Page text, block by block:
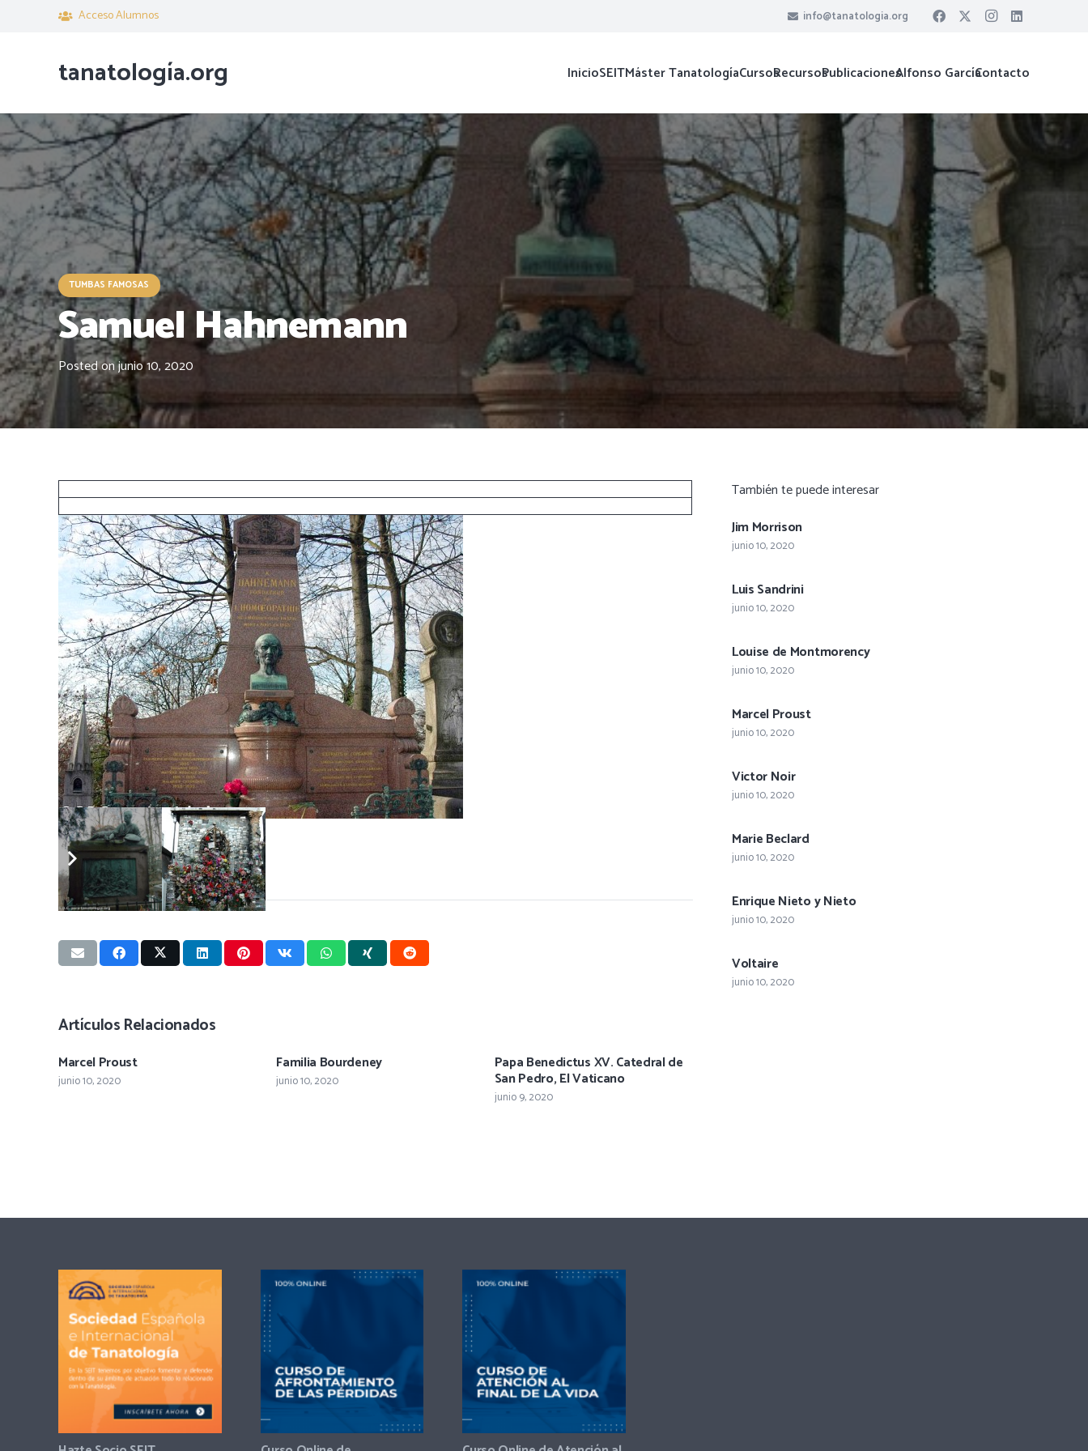
Acceso Alumnos info@tanatologia.org
tanatología.org InicioSEITMáster TanatologíaCursosRecursosPublicacionesAlfonso GarcíaContacto
TUMBAS FAMOSAS
Samuel Hahnemann
Posted onjunio 10, 2020
Post Views:1.473
Artículos Relacionados
Marcel Proust
junio 10, 2020
Familia Bourdeney
junio 10, 2020
Papa Benedictus XV. Catedral de
San Pedro, El Vaticano
junio 9, 2020
También te puede interesar
Jim Morrison
junio 10, 2020
Luis Sandrini
junio 10, 2020
Louise de Montmorency
junio 10, 2020
Marcel Proust
junio 10, 2020
Victor Noir
junio 10, 2020
Marie Beclard
junio 10, 2020
Enrique Nieto y Nieto
junio 10, 2020
Voltaire
junio 10, 2020